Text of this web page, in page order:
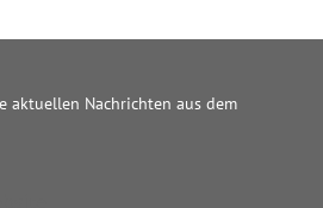
aktuellen Nachrichten aus dem